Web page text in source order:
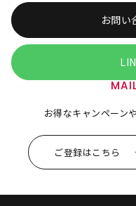
お問い
お得なキャンペーン
ご登録はこちら